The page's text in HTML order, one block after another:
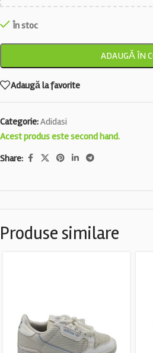
În stoc
ADAUGĂ ÎN
Adaugă la favorite
Categorie:Adidasi
Acest produs este second hand.
Share:
Produse similare